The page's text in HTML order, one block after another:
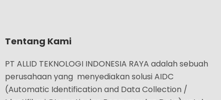
Tentang Kami
PT ALLID TEKNOLOGI INDONESIA RAYA adalah sebuah
perusahaan yang menyediakan solusi AIDC
(Automatic Identification and Data Collection /